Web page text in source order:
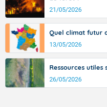
21/05/2026
Quel climat futur
13/05/2026
Ressources
26/05/2026